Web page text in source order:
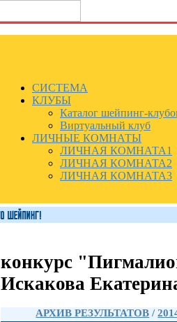
СИСТЕМА
КЛУБЫ
Каталог шейпинг-
Виртуальный клуб
ЛИЧНЫЕ КОМНАТЫ
ЛИЧНАЯ КОМНАТА1
ЛИЧНАЯ КОМНАТА2
ЛИЧНАЯ КОМНАТА3
конкурс
Искакова
АРХИВ РЕЗУЛЬТАТОВ /